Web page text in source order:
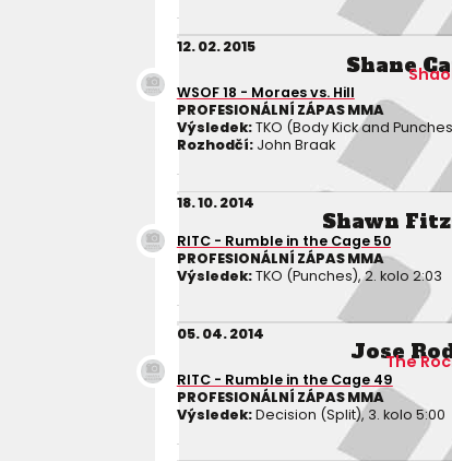
12. 02. 2015
Shane
WSOF 18 - Moraes vs. Hill
PROFESIONÁLNÍ ZÁPAS MMA
Výsledek:TKO (Body Kick and
Rozhodčí:John Braak
18. 10. 2014
Shawn
RITC - Rumble in the Cage 50
PROFESIONÁLNÍ ZÁPAS MMA
Výsledek:TKO (Punches), 2. kolo 2:03
05. 04. 2014
Jose
The
RITC - Rumble in the Cage 49
PROFESIONÁLNÍ ZÁPAS MMA
Výsledek:Decision (Split), 3. kolo 5:00